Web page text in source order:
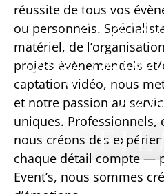
réussite de tous vos
ou personnels.
matériel, de
projets évènementiels
captation vidéo, nous
et notre passion au
uniques. Professionnels,
nous créons des
chaque détail compte —
Event’s, nous sommes